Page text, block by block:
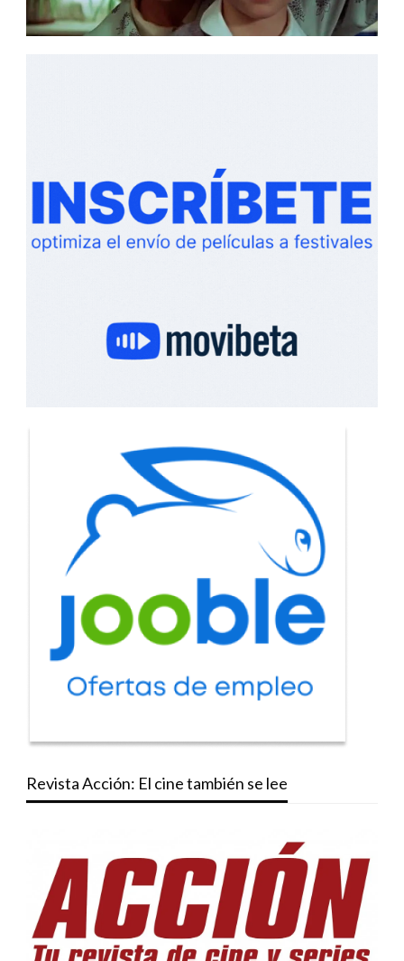
Revista Acción: El cine también se lee